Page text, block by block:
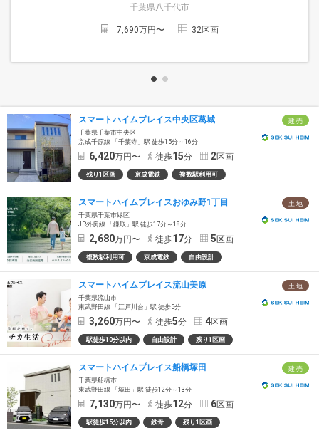
千葉県八千代市
7,690万円〜 32区画
建 売
スマートハイムプレイス中央区葛城
千葉県千葉市中央区
京成千原線 「千葉寺」駅 徒歩15分～16分
6,420万円〜 徒歩15分 2区画
残り1区画 京成電鉄 複数駅利用可
土 地
スマートハイムプレイスおゆみ野1丁目
千葉県千葉市緑区
JR外房線 「鎌取」駅 徒歩17分～18分
2,680万円〜 徒歩17分 5区画
複数駅利用可 京成電鉄 自由設計
土 地
スマートハイムプレイス流山美原
千葉県流山市
東武野田線 「江戸川台」駅 徒歩5分
3,260万円〜 徒歩5分 4区画
駅徒歩10分以内 自由設計 残り1区画
建 売
スマートハイムプレイス船橋塚田
千葉県船橋市
東武野田線 「塚田」駅 徒歩12分～13分
7,130万円〜 徒歩12分 6区画
駅徒歩15分以内 鉄骨 残り1区画